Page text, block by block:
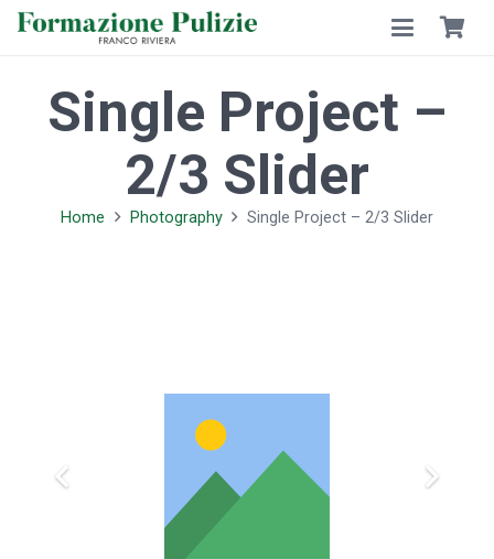
Single Project –
2/3 Slider
Home Photography Single Project – 2/3 Slider